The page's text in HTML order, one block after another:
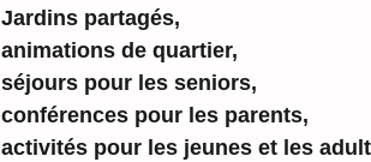
Jardins partagés,
animations de quartier,
séjours pour les seniors,
conférences pour les parents,
activités pour les jeunes et les